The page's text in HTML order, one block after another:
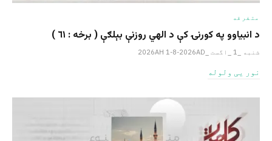
متفرقه
د انبیاوو په کورنۍ کې د الهي روزنې بېلګې ( برخه : ٦١ )
شنبه _1 _اگست _2026AH 1-8-2026AD
نور یی ولوله